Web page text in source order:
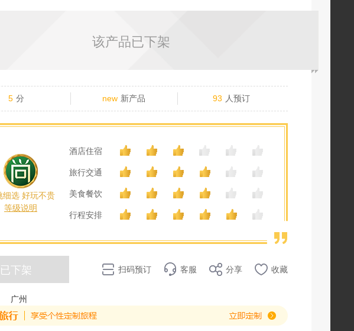
该产品已下架
5 分 new 新产品 93 人预订
细选 好玩不贵
等级说明
酒店住宿
旅行交通
美食餐饮
行程安排
已下架 扫码预订 客服 分享 收藏
广州
湛江-茂名